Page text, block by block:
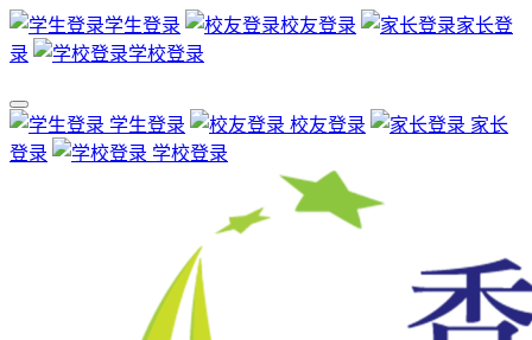
学生登录 校友登录
家长登
录
学校登录
学生登录 校友登录
家长
登录
学校登录